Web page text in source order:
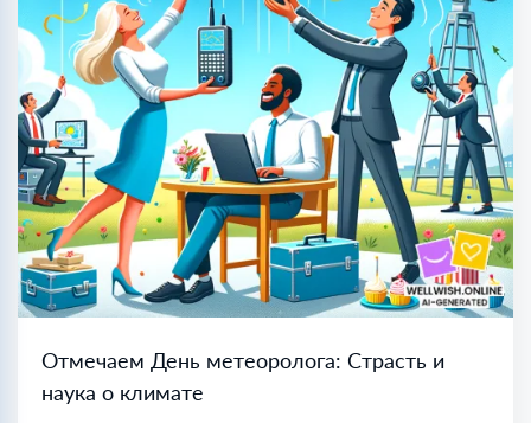
Отмечаем День метеоролога: Страсть и
наука о климате